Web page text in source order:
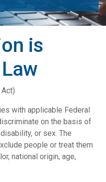
is
with applicable Federal
on the basis of
or sex. The
people or treat them
national origin, age,